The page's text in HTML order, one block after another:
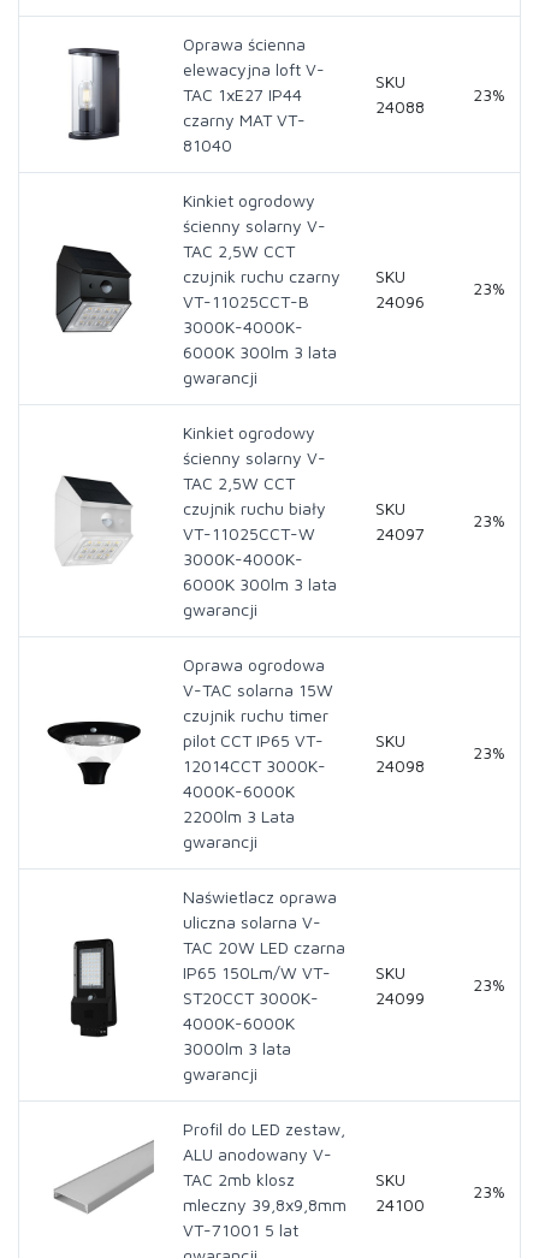
Oprawa ścienna
elewacyjna loft V-
TAC 1xE27 IP44
czarny MAT VT-
81040
SKU
24088
23%
Kinkiet ogrodowy
ścienny solarny V-
TAC 2,5W CCT
czujnik ruchu czarny
VT-11025CCT-B
3000K-4000K-
6000K 300lm 3 lata
gwarancji
SKU
24096
23%
Kinkiet ogrodowy
ścienny solarny V-
TAC 2,5W CCT
czujnik ruchu biały
VT-11025CCT-W
3000K-4000K-
6000K 300lm 3 lata
gwarancji
SKU
24097
23%
Oprawa ogrodowa
V-TAC solarna 15W
czujnik ruchu timer
pilot CCT IP65 VT-
12014CCT 3000K-
4000K-6000K
2200lm 3 Lata
gwarancji
SKU
24098
23%
Naświetlacz oprawa
uliczna solarna V-
TAC 20W LED czarna
IP65 150Lm/W VT-
ST20CCT 3000K-
4000K-6000K
3000lm 3 lata
gwarancji
SKU
24099
23%
Profil do LED zestaw,
ALU anodowany V-
TAC 2mb klosz
mleczny 39,8x9,8mm
VT-71001 5 lat
SKU
24100
23%